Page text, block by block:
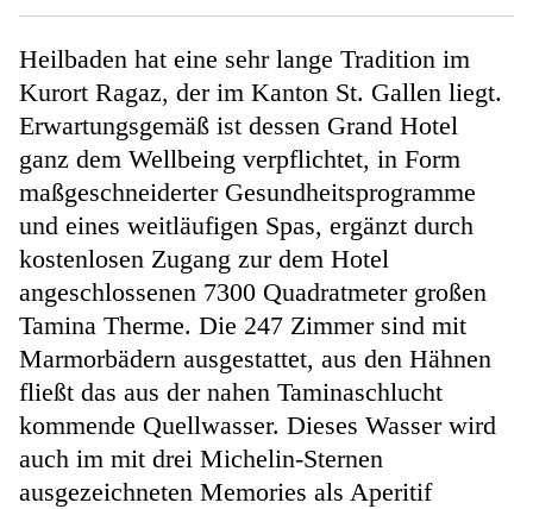
Heilbaden hat eine sehr lange Tradition im
Kurort Ragaz, der im Kanton St. Gallen liegt.
Erwartungsgemäß ist dessen Grand Hotel
ganz dem Wellbeing verpflichtet, in Form
maßgeschneiderter Gesundheitsprogramme
und eines weitläufigen Spas, ergänzt durch
kostenlosen Zugang zur dem Hotel
angeschlossenen 7300 Quadratmeter großen
Tamina Therme. Die 247 Zimmer sind mit
Marmorbädern ausgestattet, aus den Hähnen
fließt das aus der nahen Taminaschlucht
kommende Quellwasser. Dieses Wasser wird
auch im mit drei Michelin-Sternen
ausgezeichneten Memories als Aperitif